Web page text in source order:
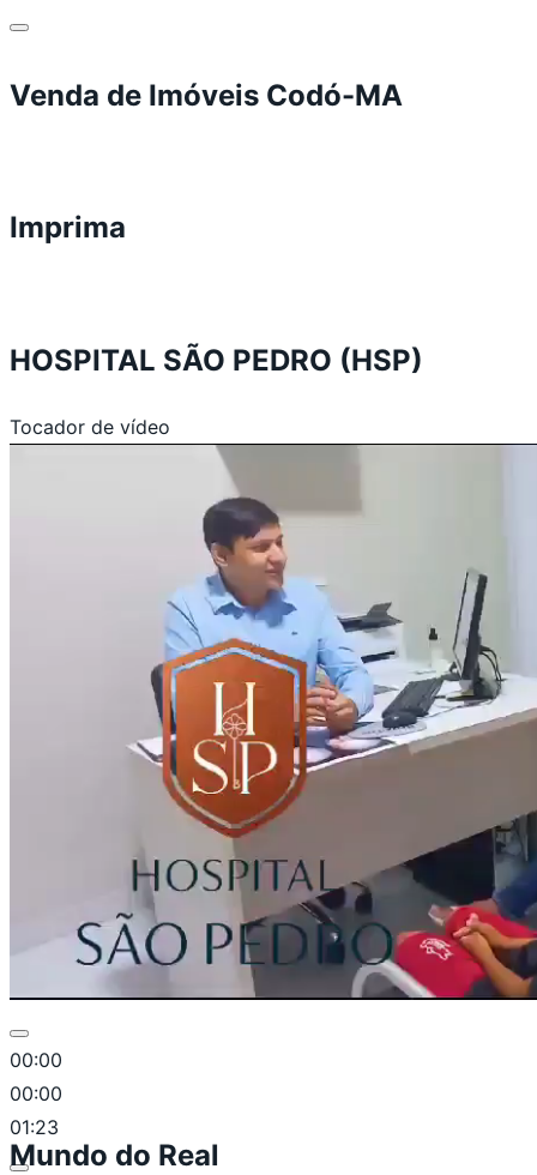
Venda de Imóveis Codó-MA
Imprima
HOSPITAL SÃO PEDRO (HSP)
Tocador de vídeo
00:00
00:00
01:23
Mundo do Real